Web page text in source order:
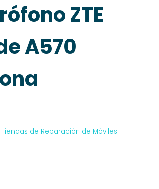
ZTE
A570
Tiendas de Reparación de Móviles